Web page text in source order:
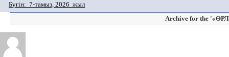
Бүгін: 7-тамыз, 2026 жыл
Archive for the